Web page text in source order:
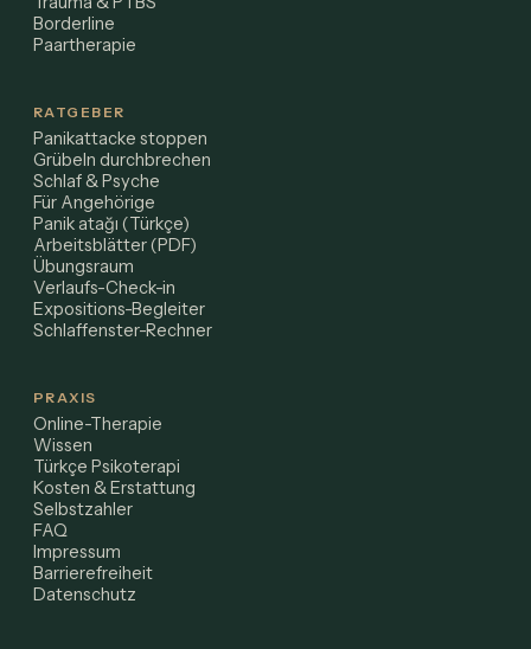
Borderline
Paartherapie
RATGEBER
Panikattacke stoppen
Grübeln durchbrechen
Schlaf & Psyche
Für Angehörige
Panik atağı (Türkçe)
Arbeitsblätter (PDF)
Übungsraum
Verlaufs-Check-in
Expositions-Begleiter
Schlaffenster-Rechner
PRAXIS
Online-Therapie
Wissen
Türkçe Psikoterapi
Kosten & Erstattung
Selbstzahler
FAQ
Impressum
Barrierefreiheit
Datenschutz